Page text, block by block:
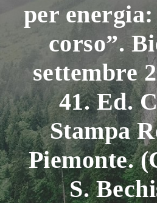
per
corso”.
settembre
41. Ed.
Stampa
Piemonte.
S.